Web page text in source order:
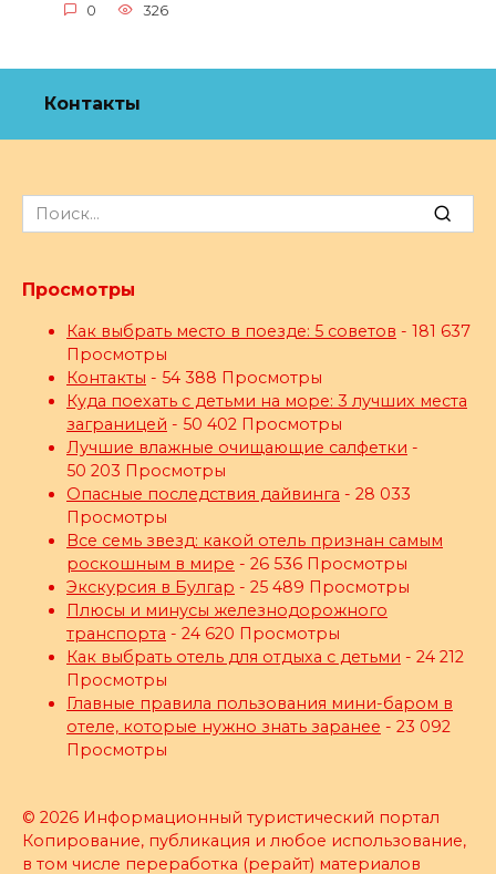
0 326
Контакты
Search
for:
Просмотры
Как выбрать место в поезде: 5 советов - 181 637
Просмотры
Контакты - 54 388 Просмотры
Куда поехать с детьми на море: 3 лучших места
заграницей - 50 402 Просмотры
Лучшие влажные очищающие салфетки -
50 203 Просмотры
Опасные последствия дайвинга - 28 033
Просмотры
Все семь звезд: какой отель признан самым
роскошным в мире - 26 536 Просмотры
Экскурсия в Булгар - 25 489 Просмотры
Плюсы и минусы железнодорожного
транспорта - 24 620 Просмотры
Как выбрать отель для отдыха с детьми - 24 212
Просмотры
Главные правила пользования мини-баром в
отеле, которые нужно знать заранее - 23 092
Просмотры
© 2026 Информационный туристический портал
Копирование, публикация и любое использование,
в том числе переработка (рерайт) материалов